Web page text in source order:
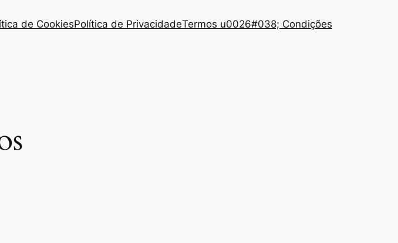
de CookiesPolítica de PrivacidadeTermos u0026#038; Condições